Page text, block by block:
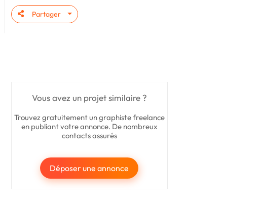
Partager
Vous avez un projet similaire ?
Trouvez gratuitement un graphiste freelance
en publiant votre annonce. De nombreux
contacts assurés
Déposer une annonce